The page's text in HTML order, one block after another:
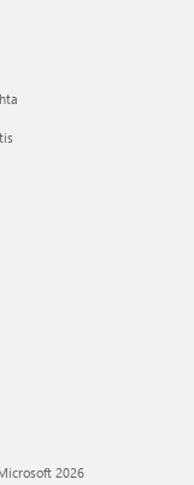
2026